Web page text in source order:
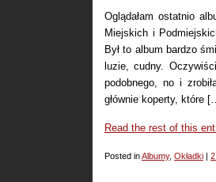
Oglądałam ostatnio
Miejskich i
Był to album bardzo
luzie, cudny.
podobnego, no i
głównie koperty, które
Read the rest of this
Posted inAlbumy, Okładki |